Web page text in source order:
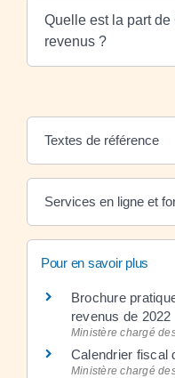
Quelle est la part
revenus ?
Textes de référence
Services en ligne et
Pour en savoir plus
Brochure
revenus de 2022
Ministère chargé
Calendrier fiscal
Ministère chargé